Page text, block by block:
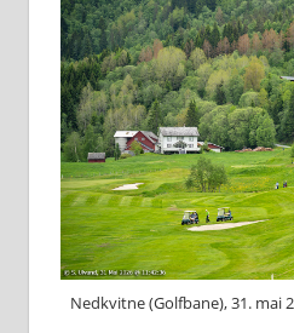
Nedkvitne (Golfbane), 31. mai